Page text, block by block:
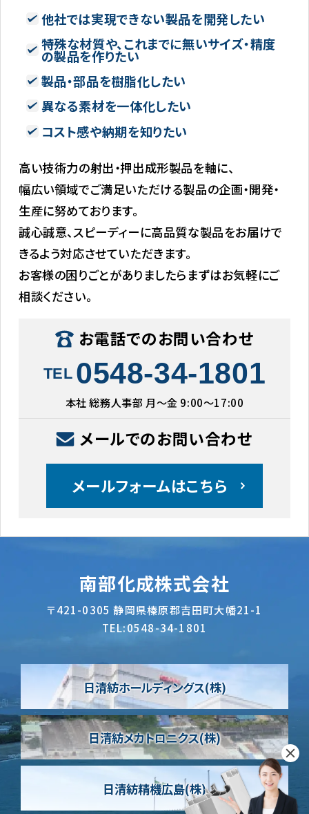
他社では実現できない製品を開発したい
特殊な材質や、これまでに無いサイズ・精度
の製品を作りたい
製品・部品を樹脂化したい
異なる素材を一体化したい
コスト感や納期を知りたい
高い技術力の射出・押出成形製品を軸に、
幅広い領域でご満足いただける製品の企画・開発・
生産に努めております。
誠心誠意、スピーディーに高品質な製品をお届けで
きるよう対応させていただきます。
お客様の困りごとがありましたらまずはお気軽にご
相談ください。
お電話でのお問い合わせ
TEL 0548-34-1801
本社 総務人事部 月〜金 9:00〜17:00
メールでのお問い合わせ
メールフォームはこちら
日清紡ホールディングス(株)
日清紡メカトロニクス(株)
日清紡精機広島(株)
南部化成株式会社
〒421-0305 静岡県榛原郡吉田町大幡21-1
TEL:0548-34-1801